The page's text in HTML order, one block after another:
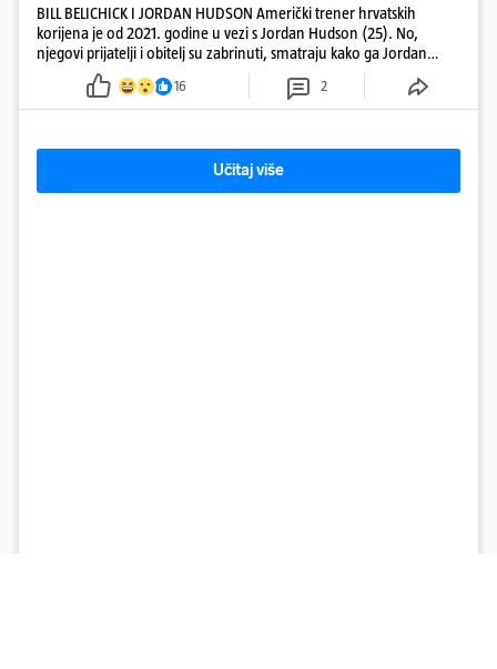
BILL BELICHICK I JORDAN HUDSON Američki trener hrvatskih
korijena je od 2021. godine u vezi s Jordan Hudson (25). No,
njegovi prijatelji i obitelj su zabrinuti, smatraju kako ga Jordan
kontrolira
16 2
Učitaj više